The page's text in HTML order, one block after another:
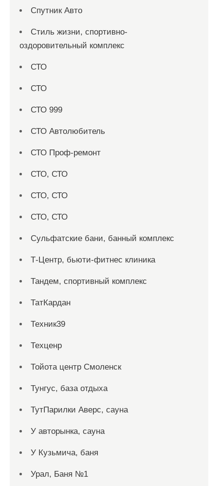
Спутник Авто
Стиль жизни, спортивно-
оздоровительный комплекс
СТО
СТО
СТО 999
СТО Автолюбитель
СТО Проф-ремонт
СТО, СТО
СТО, СТО
СТО, СТО
Сульфатские бани, банный комплекс
Т-Центр, бьюти-фитнес клиника
Тандем, спортивный комплекс
ТатКардан
Техник39
Техценр
Тойота центр Смоленск
Тунгус, база отдыха
ТутПарилки Аверс, сауна
У авторынка, сауна
У Кузьмича, баня
Урал, Баня №1